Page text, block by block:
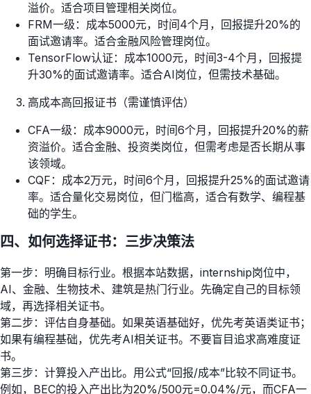
溢价。适合项目管理相关岗位。
FRM一级：成本5000元，时间4个月，回报提升20%的
面试邀请率。适合金融风险管理岗位。
TensorFlow认证：成本1000元，时间3-4个月，回报提
升30%的面试邀请率。适合AI岗位，但需技术基础。
高成本高回报证书（需谨慎评估）
CFA一级：成本9000元，时间6个月，回报提升20%的薪
资溢价。适合金融、投资类岗位，但需考虑是否长期从事
该领域。
CQF：成本2万元，时间6个月，回报提升25%的面试邀请
率。适合量化交易岗位，但门槛高，适合有数学、编程基
础的学生。
四、如何选择证书：三步决策法
第一步：明确目标行业。根据本站数据，internship岗位中，
AI、金融、生物技术、建筑是热门行业。先确定自己的目标领
域，再选择相关证书。
第二步：评估自身基础。如果英语基础好，优先考英语类证书；
如果有编程基础，优先考AI相关证书。不要盲目追求高难度证
书。
第三步：计算投入产出比。用公式“回报/成本”比较不同证书。
例如，BEC的投入产出比为20%/500元=0.04%/元，而CFA一